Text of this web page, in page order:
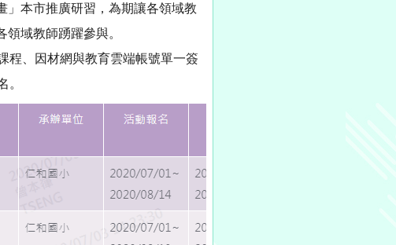
本市推廣研習，為期讓各領域教
域教師踴躍參與。
程、因材網與教育雲端帳號單一簽